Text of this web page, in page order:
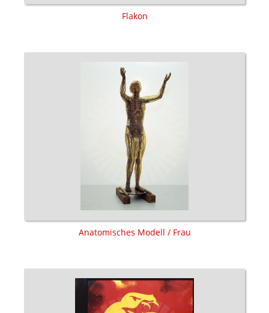
Flakon
Anatomisches Modell / Frau